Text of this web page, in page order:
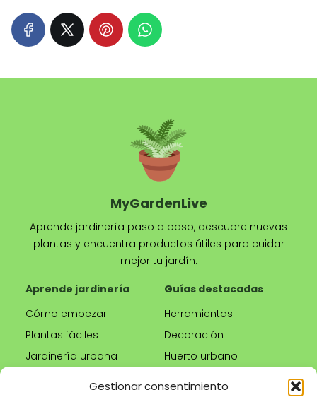
Gestionar consentimiento
MyGardenLive
Aprende jardinería paso a paso, descubre nuevas
plantas y encuentra productos útiles para cuidar
mejor tu jardín.
Aprende jardinería
Cómo empezar
Plantas fáciles
Jardinería urbana
Guías destacadas
Herramientas
Decoración
Huerto urbano